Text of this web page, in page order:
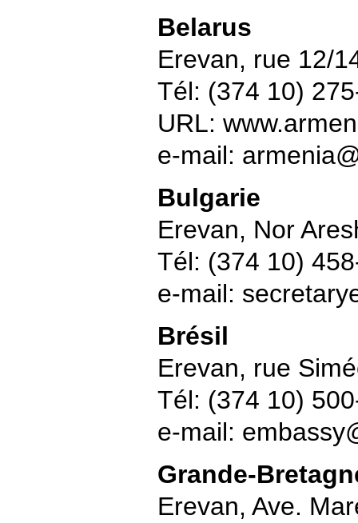
Belarus
Erevan, rue 12/
Tél: (374 10)
URL:
e-mail:
Bulgarie
Erevan, Nor
Tél: (374 10)
e-mail:
Brésil
Erevan, rue
Tél: (374 10)
e-mail:
Grande-
Erevan, Ave.